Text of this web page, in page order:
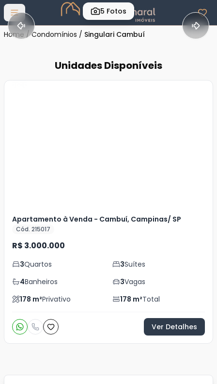
Abrir menu
5 Fotos
Home / Condomínios / Singulari Cambuí
Unidades Disponíveis
Apartamento à Venda - Cambuí, Campinas/ SP
Cód. 215017
R$ 3.000.000
3Quartos 3Suítes
4Banheiros 3Vagas
178 m²Privativo 178 m²Total
Ver Detalhes